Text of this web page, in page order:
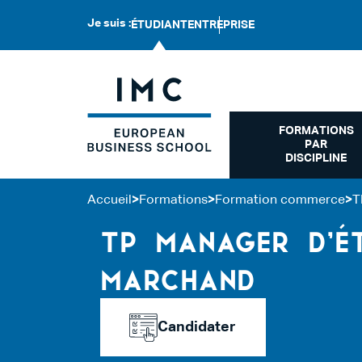
Je suis : ÉTUDIANT ENTREPRISE
FORMATIONS
PAR
DISCIPLINE
Accueil >Formations>Formation commerce>
TP MANAGER
MARCHAND
Candidater